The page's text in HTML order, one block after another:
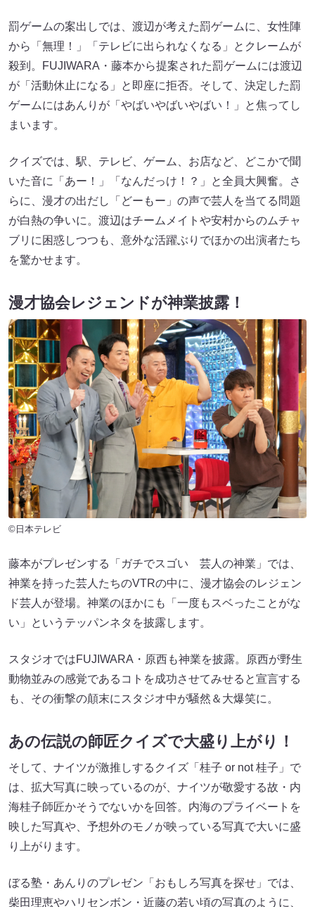
罰ゲームの案出しでは、渡辺が考えた罰ゲームに、女性陣
から「無理！」「テレビに出られなくなる」とクレームが
殺到。FUJIWARA・藤本から提案された罰ゲームには渡辺
が「活動休止になる」と即座に拒否。そして、決定した罰
ゲームにはあんりが「やばいやばいやばい！」と焦ってし
まいます。
クイズでは、駅、テレビ、ゲーム、お店など、どこかで聞
いた音に「あー！」「なんだっけ！？」と全員大興奮。さ
らに、漫才の出だし「どーもー」の声で芸人を当てる問題
が白熱の争いに。渡辺はチームメイトや安村からのムチャ
ブリに困惑しつつも、意外な活躍ぶりでほかの出演者たち
を驚かせます。
漫才協会レジェンドが神業披露 ！
©日本テレビ
藤本がプレゼンする「ガチでスゴい 芸人の神業」では、
神業を持った芸人たちのVTRの中に、漫才協会のレジェン
ド芸人が登場。神業のほかにも「一度もスベったことがな
い」というテッパンネタを披露します。
スタジオではFUJIWARA・原西も神業を披露。原西が野生
動物並みの感覚であるコトを成功させてみせると宣言する
も、その衝撃の顛末にスタジオ中が騒然＆大爆笑に。
あの伝説の師匠クイズで大盛り上がり ！
そして、ナイツが激推しするクイズ「桂子 or not 桂子」で
は、拡大写真に映っているのが、ナイツが敬愛する故・内
海桂子師匠かそうでないかを回答。内海のプライベートを
映した写真や、予想外のモノが映っている写真で大いに盛
り上がります。
ぼる塾・あんりのプレゼン「おもしろ写真を探せ」では、
柴田理恵やハリセンボン・近藤の若い頃の写真のように、